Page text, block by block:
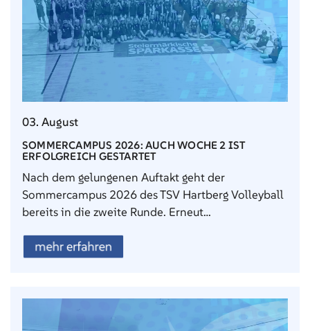
03. August
SOMMERCAMPUS 2026: AUCH WOCHE 2 IST
ERFOLGREICH GESTARTET
Nach dem gelungenen Auftakt geht der
Sommercampus 2026 des TSV Hartberg Volleyball
bereits in die zweite Runde. Erneut…
mehr erfahren